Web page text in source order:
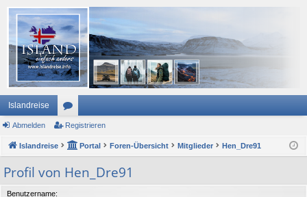
Islandreise
or
en
Abmelden Registrieren
Islandreise Portal Foren-Übersicht Mitglieder Hen_Dre91
Profil von Hen_Dre91
Benutzername: